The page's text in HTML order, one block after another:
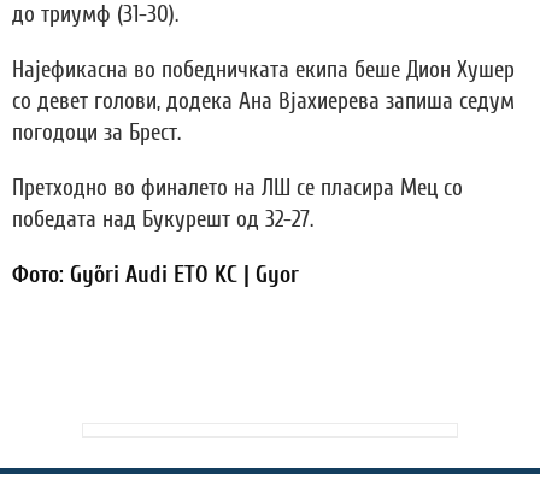
до триумф (31-30).
Најефикасна во победничката екипа беше Дион Хушер
со девет голови, додека Ана Вјахиерева запиша седум
погодоци за Брест.
Претходно во финалето на ЛШ се пласира Мец со
победата над Букурешт од 32-27.
Фото: Győri Audi ETO KC | Gyor